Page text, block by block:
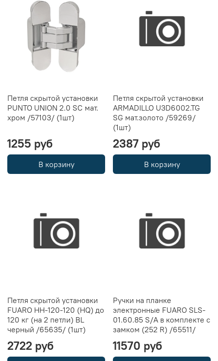
Петля скрытой установки
PUNTO UNION 2.0 SC мат.
хром /57103/ (1шт)
1255 руб
В корзину
Петля скрытой установки
ARMADILLO U3D6002.TG
SG мат.золото /59269/
(1шт)
2387 руб
В корзину
Петля скрытой установки
FUARO HH-120-120 (HQ) до
120 кг (на 2 петли) BL
черный /65635/ (1шт)
2722 руб
Ручки на планке
электронные FUARO SLS-
01.60.85 S/A в комплекте с
замком (252 R) /65511/
11570 руб